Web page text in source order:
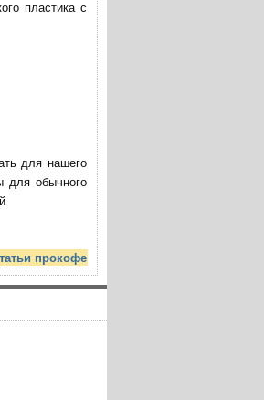
пластика с
для нашего
для обычного
прокофе